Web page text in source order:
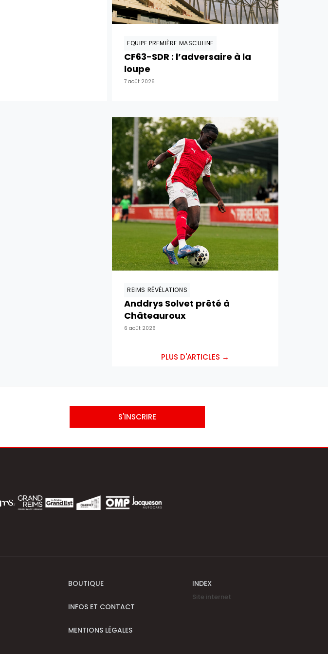
EQUIPE PREMIÈRE MASCULINE
CF63-SDR : l’adversaire à la
loupe
7 août 2026
REIMS RÉVÉLATIONS
Anddrys Solvet prêté à
Châteauroux
6 août 2026
PLUS D'ARTICLES →
S'INSCRIRE
BOUTIQUE
INFOS ET CONTACT
MENTIONS LÉGALES
INDEX
Site internet